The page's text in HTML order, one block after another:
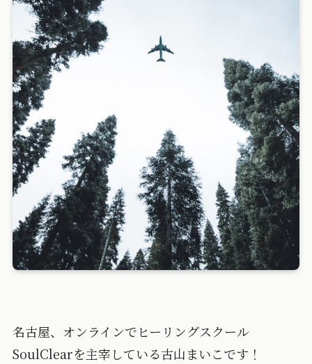
名古屋、オンラインでヒーリングスクール
SoulClearを主宰している古山まいこです！